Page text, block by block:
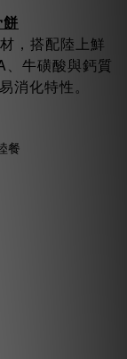
，搭配陸上鮮
牛磺酸與鈣質
消化特性。